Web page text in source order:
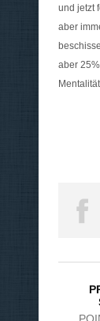
und jetzt
aber
aber